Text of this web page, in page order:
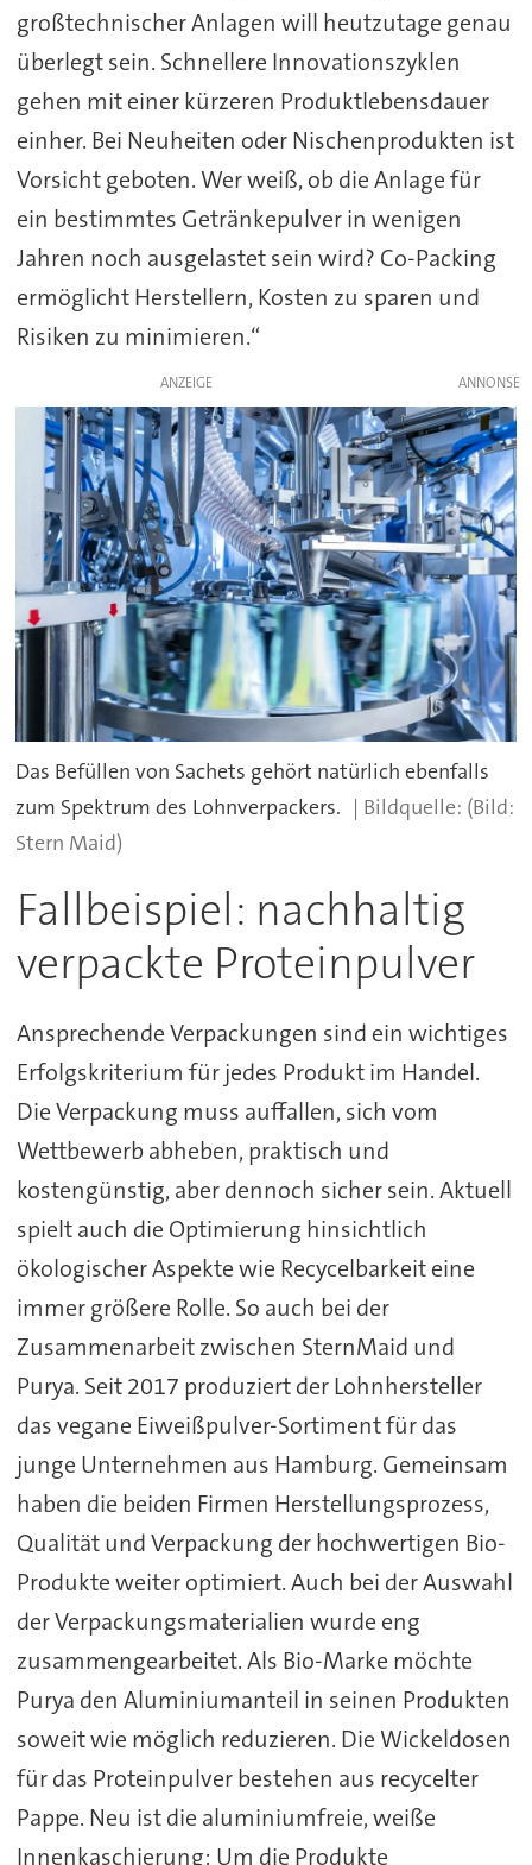
großtechnischer Anlagen will heutzutage genau
überlegt sein. Schnellere Innovationszyklen
gehen mit einer kürzeren Produktlebensdauer
einher. Bei Neuheiten oder Nischenprodukten ist
Vorsicht geboten. Wer weiß, ob die Anlage für
ein bestimmtes Getränkepulver in wenigen
Jahren noch ausgelastet sein wird? Co-Packing
ermöglicht Herstellern, Kosten zu sparen und
Risiken zu minimieren.“
ANZEIGE
Das Befüllen von Sachets gehört natürlich ebenfalls
zum Spektrum des Lohnverpackers.
(Bild:
Stern Maid)
Fallbeispiel: nachhaltig
verpackte Proteinpulver
Ansprechende Verpackungen sind ein wichtiges
Erfolgskriterium für jedes Produkt im Handel.
Die Verpackung muss auffallen, sich vom
Wettbewerb abheben, praktisch und
kostengünstig, aber dennoch sicher sein. Aktuell
spielt auch die Optimierung hinsichtlich
ökologischer Aspekte wie Recycelbarkeit eine
immer größere Rolle. So auch bei der
Zusammenarbeit zwischen SternMaid und
Purya. Seit 2017 produziert der Lohnhersteller
das vegane Eiweißpulver-Sortiment für das
junge Unternehmen aus Hamburg. Gemeinsam
haben die beiden Firmen Herstellungsprozess,
Qualität und Verpackung der hochwertigen Bio-
Produkte weiter optimiert. Auch bei der Auswahl
der Verpackungsmaterialien wurde eng
zusammengearbeitet. Als Bio-Marke möchte
Purya den Aluminiumanteil in seinen Produkten
soweit wie möglich reduzieren. Die Wickeldosen
für das Proteinpulver bestehen aus recycelter
Pappe. Neu ist die aluminiumfreie, weiße
Innenkaschierung: Um die Produkte